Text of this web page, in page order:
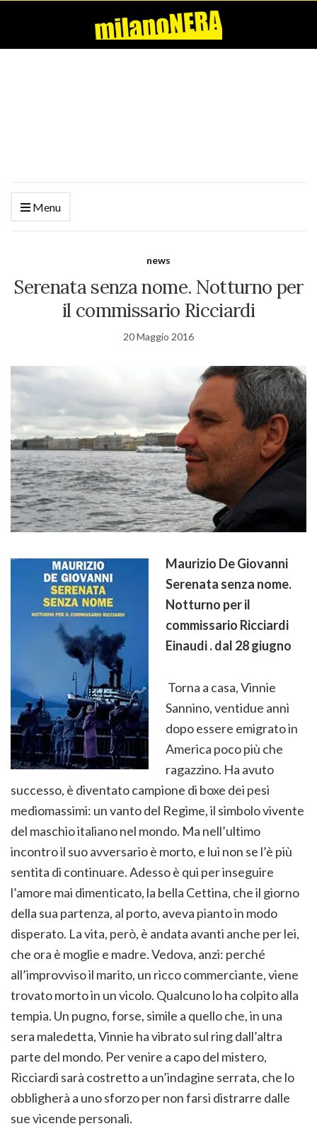
Menu
news
Serenata senza nome. Notturno per
il commissario Ricciardi
20 Maggio 2016
Maurizio De Giovanni
Serenata senza nome.
Notturno per il
commissario Ricciardi
Einaudi . dal 28 giugno
Torna a casa, Vinnie
Sannino, ventidue anni
dopo essere emigrato in
America poco più che
ragazzino. Ha avuto
successo, è diventato campione di boxe dei pesi
mediomassimi: un vanto del Regime, il simbolo vivente
del maschio italiano nel mondo. Ma nell’ultimo
incontro il suo avversario è morto, e lui non se l’è più
sentita di continuare. Adesso è qui per inseguire
l’amore mai dimenticato, la bella Cettina, che il giorno
della sua partenza, al porto, aveva pianto in modo
disperato. La vita, però, è andata avanti anche per lei,
che ora è moglie e madre. Vedova, anzi: perché
all’improvviso il marito, un ricco commerciante, viene
trovato morto in un vicolo. Qualcuno lo ha colpito alla
tempia. Un pugno, forse, simile a quello che, in una
sera maledetta, Vinnie ha vibrato sul ring dall’altra
parte del mondo. Per venire a capo del mistero,
Ricciardi sarà costretto a un’indagine serrata, che lo
obbligherà a uno sforzo per non farsi distrarre dalle
sue vicende personali.